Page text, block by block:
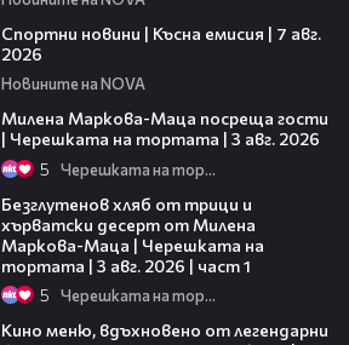
Спортни новини | Късна емисия | 7 авг.
2026
Новините на NOVA
Милена Маркова-Маца посреща гости
| Черешката на тортата | 3 авг. 2026
5 Черешката на тортата
Безглутенов хляб от трици и
хърватски десерт от Милена
Маркова-Маца | Черешката на
тортата | 3 авг. 2026 | част 1
5 Черешката на тортата
Кино меню, вдъхновено от легендарни